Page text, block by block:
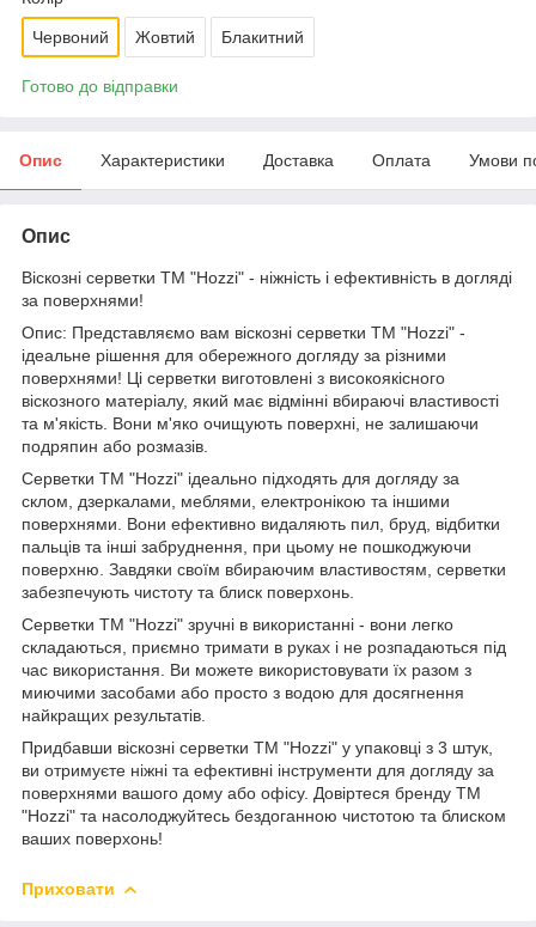
Червоний Жовтий Блакитний
Готово до відправки
Опис Характеристики Доставка Оплата Умови
Опис
Віскозні серветки ТМ "Hozzi" - ніжність і ефективність в догляді
за поверхнями!
Опис: Представляємо вам віскозні серветки ТМ "Hozzi" -
ідеальне рішення для обережного догляду за різними
поверхнями! Ці серветки виготовлені з високоякісного
віскозного матеріалу, який має відмінні вбираючі властивості
та м'якість. Вони м'яко очищують поверхні, не залишаючи
подряпин або розмазів.
Серветки ТМ "Hozzi" ідеально підходять для догляду за
склом, дзеркалами, меблями, електронікою та іншими
поверхнями. Вони ефективно видаляють пил, бруд, відбитки
пальців та інші забруднення, при цьому не пошкоджуючи
поверхню. Завдяки своїм вбираючим властивостям, серветки
забезпечують чистоту та блиск поверхонь.
Серветки ТМ "Hozzi" зручні в використанні - вони легко
складаються, приємно тримати в руках і не розпадаються під
час використання. Ви можете використовувати їх разом з
миючими засобами або просто з водою для досягнення
найкращих результатів.
Придбавши віскозні серветки ТМ "Hozzi" у упаковці з 3 штук,
ви отримуєте ніжні та ефективні інструменти для догляду за
поверхнями вашого дому або офісу. Довіртеся бренду ТМ
"Hozzi" та насолоджуйтесь бездоганною чистотою та блиском
ваших поверхонь!
Приховати